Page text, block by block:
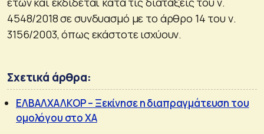
4548/2018 σε συνδυασμό με το άρθρο 14 του ν.
3156/2003, όπως εκάστοτε ισχύoυν.
Σχετικά άρθρα:
ΕΛΒΑΛΧΑΛΚΟΡ – Ξεκίνησε η διαπραγμάτευση του
ομολόγου στο ΧΑ